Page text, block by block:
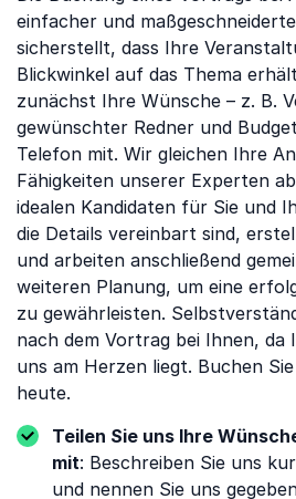
einfacher und
sicherstellt, dass Ihre
Blickwinkel auf das Thema
zunächst Ihre Wünsche – z. B.
gewünschter Redner und
Telefon mit. Wir gleichen Ihre
Fähigkeiten unserer Experten
idealen Kandidaten für Sie und
die Details vereinbart sind,
und arbeiten anschließend
weiteren Planung, um eine
zu gewährleisten.
nach dem Vortrag bei Ihnen, da
uns am Herzen liegt. Buchen
heute.
Teilen Sie uns Ihre
mit: Beschreiben Sie uns
und nennen Sie uns